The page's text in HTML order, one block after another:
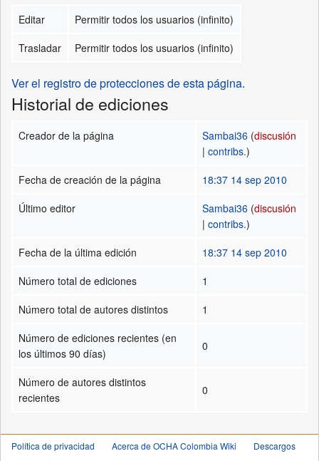
Editar
Permitir todos los usuarios (infinito)
Trasladar
Permitir todos los usuarios (infinito)
Ver el registro de protecciones de esta página.
Historial de ediciones
Creador de la página Sambai36 (discusión
|contribs.)
Fecha de creación de la página
18:37 14 sep 2010
Último editor
Sambai36 (discusión
|contribs.)
Fecha de la última edición
18:37 14 sep 2010
Número total de ediciones
1
Número total de autores distintos
1
Número de ediciones recientes (en
los últimos 90 días)
0
Número de autores distintos
recientes
0
Política de privacidad Acerca de OCHA Colombia Wiki Descargos